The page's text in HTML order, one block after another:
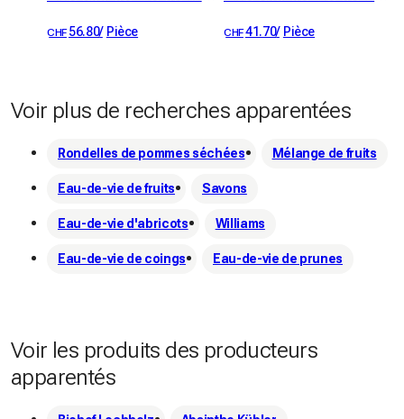
CHF 56.80/ Pièce CHF41.70/ Pièce
Voir plus de recherches apparentées
Rondelles de pommes séchées Mélange de fruits
Eau-de-vie de fruits Savons
Eau-de-vie d'abricots Williams
Eau-de-vie de coings Eau-de-vie de prunes
Voir les produits des producteurs
apparentés